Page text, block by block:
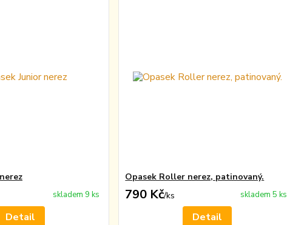
skladem 9 ks
Detail
Opasek Roller nerez, patinovaný.
790 Kč/ks skladem 5 ks
Detail